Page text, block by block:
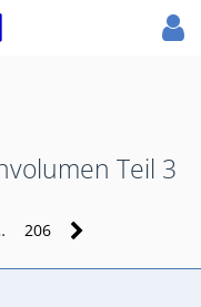
Teil 3
206